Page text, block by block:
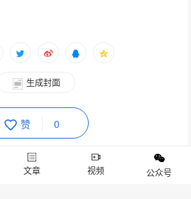
生成封面
赞 0
上一篇：《艾尔登法环：黑夜君临》更新前瞻：新内容与玩家期待碰撞
文章 视频 公众号